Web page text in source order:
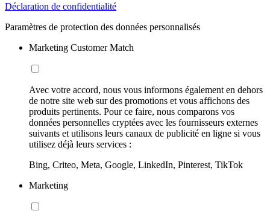
Déclaration de confidentialité
Paramètres de protection des données personnalisés
Marketing Customer Match
Avec votre accord, nous vous informons également en dehors
de notre site web sur des promotions et vous affichons des
produits pertinents. Pour ce faire, nous comparons vos
données personnelles cryptées avec les fournisseurs externes
suivants et utilisons leurs canaux de publicité en ligne si vous
utilisez déjà leurs services :
Bing, Criteo, Meta, Google, LinkedIn, Pinterest, TikTok
Marketing